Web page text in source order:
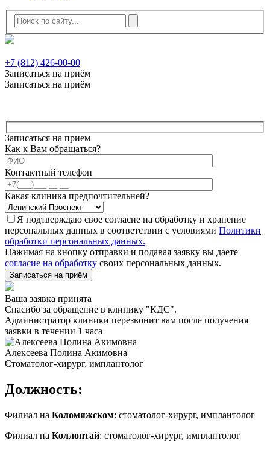
+7 (812) 426-00-00
Записаться на приём
Записаться на приём
Записаться на прием
Как к Вам обращаться?
Контактный телефон
Какая клиника предпочтительней?
Я подтверждаю свое согласие на обработку и хранение
персональных данных в соответствии с условиями Политики
обработки персональных данных.
Нажимая на кнопку отправки и подавая заявку вы даете
согласие на обработку своих персональных данных.
Записаться на приём
Ваша заявка принята
Спасибо за обращение в клинику "КДС".
Администратор клиники перезвонит вам после получения
заявки в течении 1 часа
Алексеева Полина Акимовна
Стоматолог-хирург, имплантолог
Должность:
Филиал на Коломяжском: стоматолог-хирург, имплантолог
Филиал на Коллонтай: стоматолог-хирург, имплантолог